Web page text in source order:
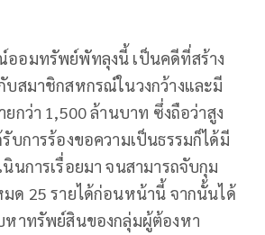
อมทรัพย์พัทลุงนี้ เป็นคดีที่สร้าง
บสมาชิกสหกรณ์ในวงกว้างและมี
ยกว่า 1,500 ล้านบาท ซึ่งถือว่าสูง
บการร้องขอความเป็นธรรมก็ได้มี
นินการเรื่อยมา จนสามารถจับกุม
ด 25 รายได้ก่อนหน้านี้ จากนั้นได้
หาทรัพย์สินของกลุ่มผู้ต้องหา